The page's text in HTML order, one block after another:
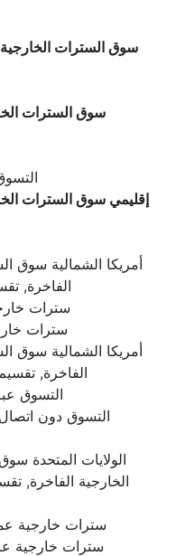
سوق السترات
سوق السترات
إقليمي سوق السترات
أمريكا الشمالية سوق
الفاخرة,
سترات
سترات
أمريكا الشمالية سوق
الفاخرة,
التسوق
التسوق دون اتصال
الولايات المتحدة
الخارجية الفاخرة,
سترات خارجية
سترات خارجية